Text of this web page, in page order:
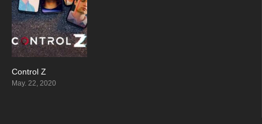
Control Z
May. 22, 2020